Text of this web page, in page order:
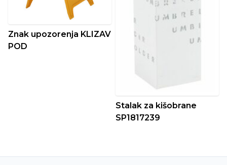
Znak upozorenja KLIZAV
POD
Stalak za kišobrane
SP1817239